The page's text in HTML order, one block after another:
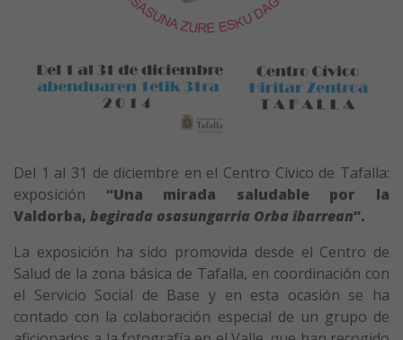
Del 1 al 31 de diciembre en el Centro Cívico de Tafalla:
exposición “Una mirada saludable por la
Valdorba, begirada osasungarria Orba ibarrean”.
La exposición ha sido promovida desde el Centro de
Salud de la zona básica de Tafalla, en coordinación con
el Servicio Social de Base y en esta ocasión se ha
contado con la colaboración especial de un grupo de